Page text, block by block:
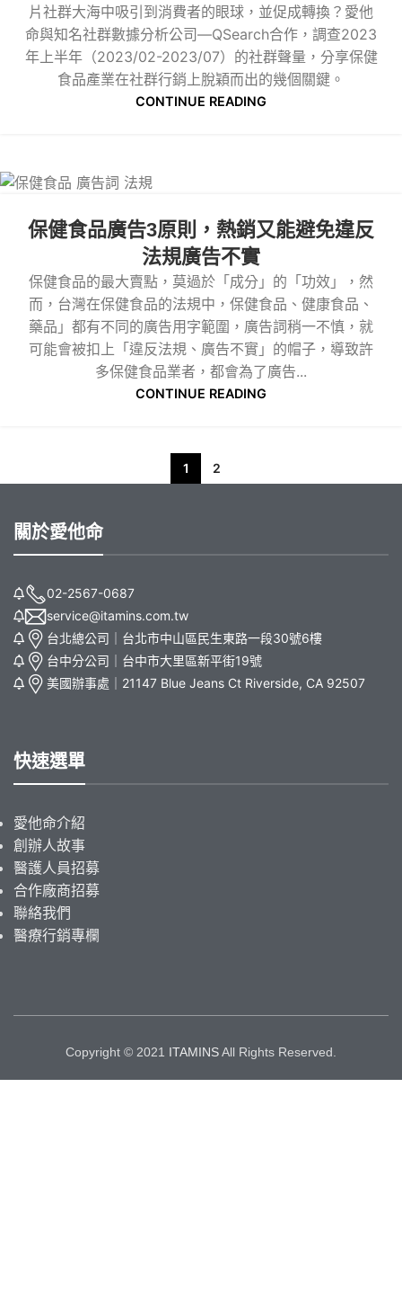
片社群大海中吸引到消費者的眼球，並促成轉換？愛他
命與知名社群數據分析公司—QSearch合作，調查2023
年上半年（2023/02-2023/07）的社群聲量，分享保健
食品產業在社群行銷上脫穎而出的幾個關鍵。
CONTINUE READING
保健食品廣告3原則，熱銷又能避免違反
法規廣告不實
保健食品的最大賣點，莫過於「成分」的「功效」，然
而，台灣在保健食品的法規中，保健食品、健康食品、
藥品」都有不同的廣告用字範圍，廣告詞稍一不慎，就
可能會被扣上「違反法規、廣告不實」的帽子，導致許
多保健食品業者，都會為了廣告...
CONTINUE READING
1 2
關於愛他命
02-2567-0687
service@itamins.com.tw
台北總公司｜台北市中山區民生東路一段30號6樓
台中分公司｜台中市大里區新平街19號
美國辦事處｜21147 Blue Jeans Ct Riverside, CA 92507
快速選單
愛他命介紹
創辦人故事
醫護人員招募
合作廠商招募
聯絡我們
醫療行銷專欄
Copyright © 2021 ITAMINSAll Rights Reserved.